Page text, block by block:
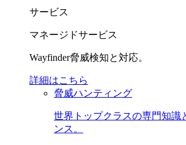
サービス
マネージドサービス
Wayfinder脅威検知と対応。
詳細はこちら
脅威ハンティング
世界トップクラスの専門知識
ンス。